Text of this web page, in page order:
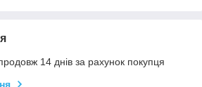
14 днів за рахунок покупця